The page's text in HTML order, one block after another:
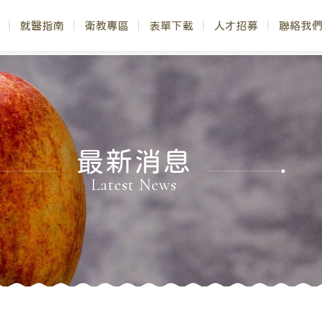
就醫指南 衛教專區 表單下載 人才招募 聯絡我們
最新消息
Latest News